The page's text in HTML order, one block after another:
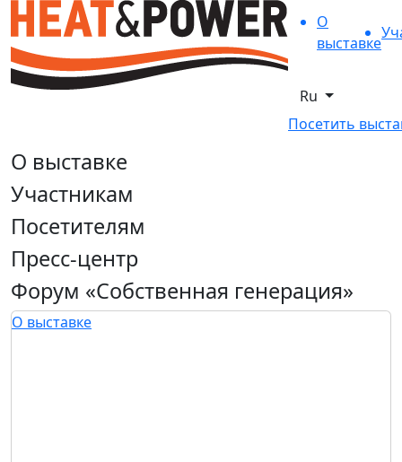
О
выставке
Ru
Посетить
О выставке
Участникам
Посетителям
Пресс-центр
Форум «Собственная генерация»
О выставке